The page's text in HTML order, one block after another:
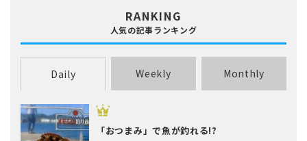
RANKING
人気の記事ランキング
Daily Weekly Monthly
「おつまみ」で魚が釣れる!?